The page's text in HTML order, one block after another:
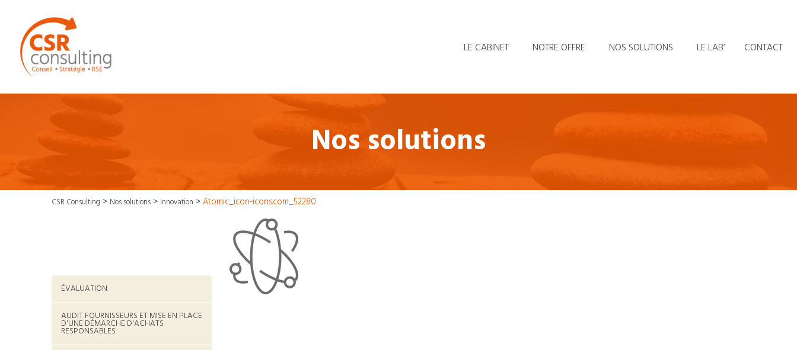
LE CABINET NOTRE OFFRE NOS SOLUTIONS LE LAB’ CONTACT
Nos solutions
CSR Consulting > Nos solutions > Innovation >Atomic_icon-icons.com_52280
ÉVALUATION
AUDIT FOURNISSEURS ET MISE EN PLACE
D'UNE DÉMARCHE D'ACHATS
RESPONSABLES